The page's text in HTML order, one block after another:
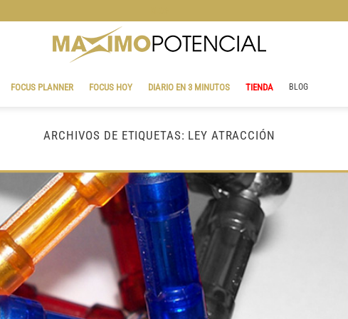
FOCUS PLANNER FOCUS HOY DIARIO EN 3 MINUTOS TIENDA BLOG
ARCHIVOS DE ETIQUETAS: LEY ATRACCIÓN